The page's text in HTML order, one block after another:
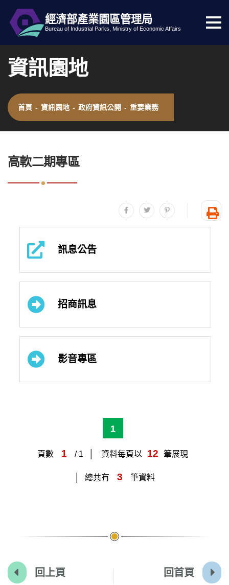
跳到主要內容
網站導覽
經濟部產業園區管理局
Bureau of Industrial Parks, Ministry of Economic Affairs
選
單
資訊園地
首頁 - 資訊園地 - 政府資訊公開 - 重要業務
高軟二期專區
分享至facebook
分享至twitter分享至plurk
友
訊息公告
招商訊息
影音專區
1
頁數 1 / 1 資料每頁以 12 筆展現
總共有 3 筆資料
回上頁 回首頁